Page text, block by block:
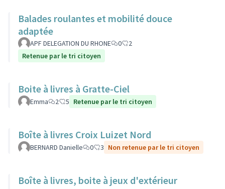
Balades roulantes et mobilité douce
adaptée
APF DELEGATION DU RHONE 0
2
Retenue par le tri citoyen
Boite à livres à Gratte-Ciel
Emma 2 5 Retenue par le tri citoyen
Boîte à livres Croix Luizet Nord
BERNARD Danielle 0 3 Non retenue par le tri citoyen
Boîte à livres, boite à jeux d'extérieur